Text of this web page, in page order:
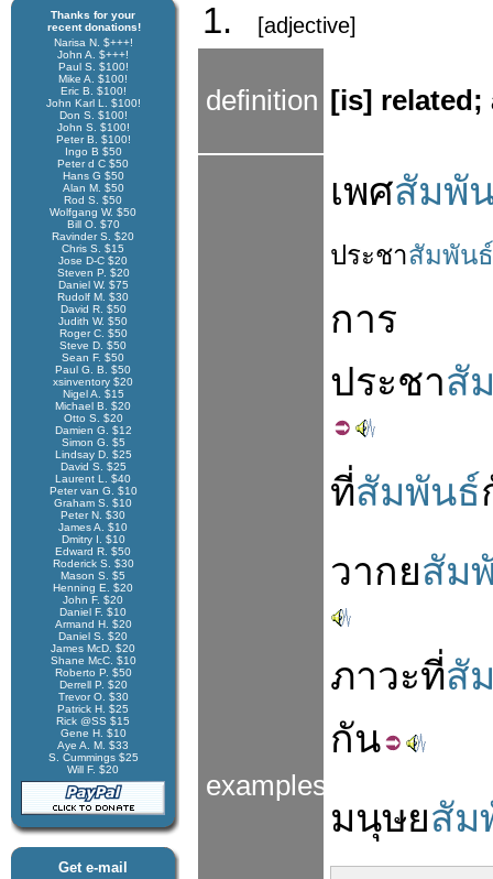
Thanks for your
recent donations!
Narisa N. $+++!
John A. $+++!
Paul S. $100!
Mike A. $100!
Eric B. $100!
John Karl L. $100!
Don S. $100!
John S. $100!
Peter B. $100!
Ingo B $50
Peter d C $50
Hans G $50
Alan M. $50
Rod S. $50
Wolfgang W. $50
Bill O. $70
Ravinder S. $20
Chris S. $15
Jose D-C $20
Steven P. $20
Daniel W. $75
Rudolf M. $30
David R. $50
Judith W. $50
Roger C. $50
Steve D. $50
Sean F. $50
Paul G. B. $50
xsinventory $20
Nigel A. $15
Michael B. $20
Otto S. $20
Damien G. $12
Simon G. $5
Lindsay D. $25
David S. $25
Laurent L. $40
Peter van G. $10
Graham S. $10
Peter N. $30
James A. $10
Dmitry I. $10
Edward R. $50
Roderick S. $30
Mason S. $5
Henning E. $20
John F. $20
Daniel F. $10
Armand H. $20
Daniel S. $20
James McD. $20
Shane McC. $10
Roberto P. $50
Derrell P. $20
Trevor O. $30
Patrick H. $25
Rick @SS $15
Gene H. $10
Aye A. M. $33
S. Cummings $25
Will F. $20
Get e-mail
1. [adjective]
definition [is] related;
examples
เพศสัมพั
ประชาสัมพันธ์
การ
ประชาสั
ที่สัมพันธ์
วากยสัม
ภาวะที่สั
กัน
มนุษยสัม